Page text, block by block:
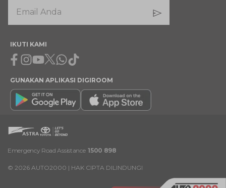
IKUTI KAMI
Facebook
Instagram
Youtube
X Whatsapp
Tiktok
GUNAKAN APLIKASI DIGIROOM
Emergency Road Assistance 1500 898
© 2026 AUTO2000 | HAK CIPTA DILINDUNGI